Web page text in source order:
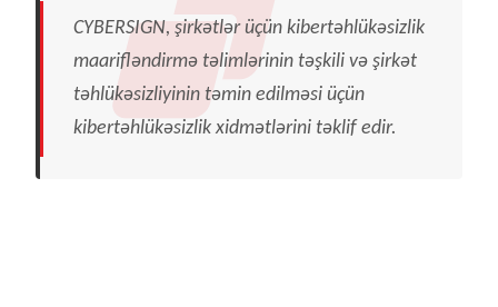
CYBERSIGN, şirkətlər üçün kibertəhlükəsizlik
maarifləndirmə təlimlərinin təşkili və şirkət
təhlükəsizliyinin təmin edilməsi üçün
kibertəhlükəsizlik xidmətlərini təklif edir.